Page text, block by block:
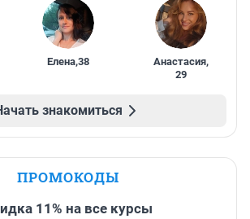
Елена,38 Анастасия,
29
знакомиться
ПРОМОКОДЫ
11% на все курсы